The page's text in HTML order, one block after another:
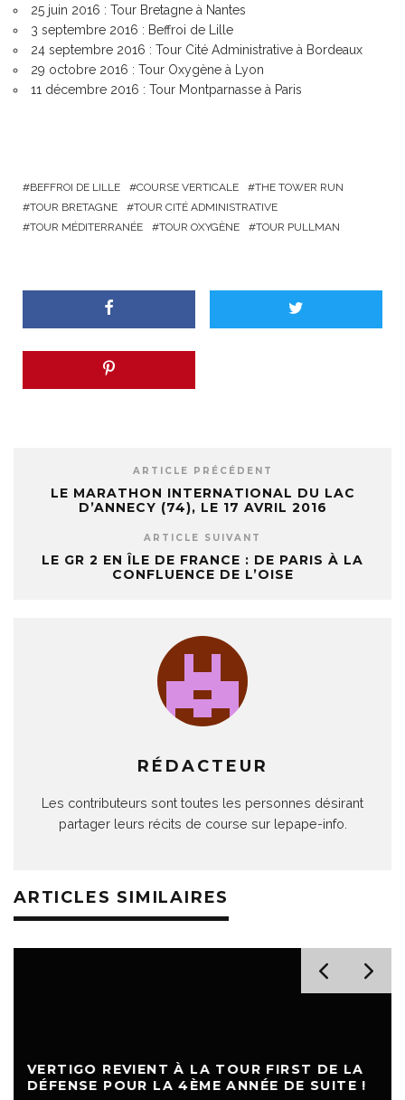
25 juin 2016 : Tour Bretagne à Nantes
3 septembre 2016 : Beffroi de Lille
24 septembre 2016 : Tour Cité Administrative à Bordeaux
29 octobre 2016 : Tour Oxygène à Lyon
11 décembre 2016 : Tour Montparnasse à Paris
BEFFROI DE LILLE COURSE VERTICALE
THE TOWER RUN
TOUR BRETAGNE
TOUR CITÉ ADMINISTRATIVE
TOUR MÉDITERRANÉE
TOUR OXYGÈNE TOUR PULLMAN
ARTICLE PRÉCÉDENT
LE MARATHON INTERNATIONAL DU LAC
D’ANNECY (74), LE 17 AVRIL 2016
ARTICLE SUIVANT
LE GR 2 EN ÎLE DE FRANCE : DE PARIS À LA
CONFLUENCE DE L’OISE
RÉDACTEUR
Les contributeurs sont toutes les personnes désirant
partager leurs récits de course sur lepape-info.
ARTICLES SIMILAIRES
VERTIGO REVIENT À LA TOUR FIRST DE LA
DÉFENSE POUR LA 4ÈME ANNÉE DE SUITE !